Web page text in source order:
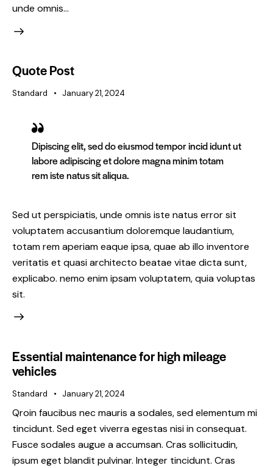
unde omnis…
Quote Post
Standard January 21, 2024
Dipiscing elit, sed do eiusmod tempor incid idunt ut
labore adipiscing et dolore magna minim totam
rem iste natus sit aliqua.
Sed ut perspiciatis, unde omnis iste natus error sit
voluptatem accusantium doloremque laudantium,
totam rem aperiam eaque ipsa, quae ab illo inventore
veritatis et quasi architecto beatae vitae dicta sunt,
explicabo. nemo enim ipsam voluptatem, quia voluptas
sit.
Essential maintenance for high mileage
vehicles
Standard January 21, 2024
Qroin faucibus nec mauris a sodales, sed elementum mi
tincidunt. Sed eget viverra egestas nisi in consequat.
Fusce sodales augue a accumsan. Cras sollicitudin,
ipsum eget blandit pulvinar. Integer tincidunt. Cras